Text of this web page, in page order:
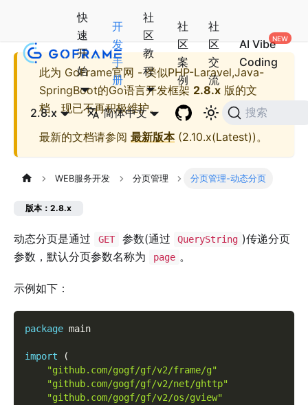
快
速
开
始
开
发
手
册
社
区
教
程
社
区
案
例
社
区
交
流
AI Vibe
Coding
2.8.x 简体中文 搜索
此为 GoFrame官网 - 类似PHP-Laravel,Java-
SpringBoot的Go语言开发框架 2.8.x 版的文
档，现已不再积极维护。
最新的文档请参阅 最新版本(2.10.x(Latest))。
WEB服务开发 分页管理 分页管理-动态分页
版本：2.8.x
动态分页是通过 GET 参数(通过 QueryString )传递分页
参数，默认分页参数名称为
page 。
示例如下：
package main
import
(
"github.com/gogf/gf/v2/frame/g"
"github.com/gogf/gf/v2/net/ghttp"
"github.com/gogf/gf/v2/os/gview"